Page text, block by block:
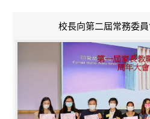
校長向第二屆常務委